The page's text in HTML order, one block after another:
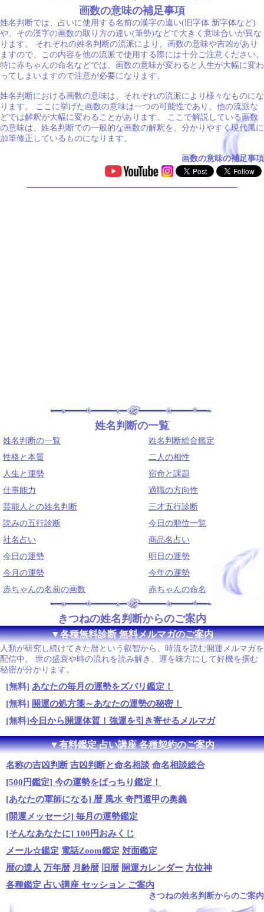
画数の意味の補足事項
姓名判断では、占いに使用する名前の漢字の違い(旧字体 新字体など)
や、その漢字の画数の取り方の違い(筆勢)などで大きく意味合いが異な
ります。 それぞれの姓名判断の流派により、画数の意味や吉凶があり
ますので、この内容を他の流派で使用する際には十分ご注意ください。
特に赤ちゃんの命名などでは、画数の意味が変わると人生が大幅に変わ
ってしまいますので注意が必要になります。
姓名判断における画数の意味は、それぞれの流派により様々なものにな
ります。 ここに挙げた画数の意味は一つの可能性であり、他の流派な
どでは解釈が大幅に変わることがあります。 ここで解説している画数
の意味は、姓名判断での一般的な画数の解釈を、分かりやすく現代風に
加筆修正しているものになります。
画数の意味の補足事項
姓名判断の一覧
姓名判断の一覧
姓名判断総合鑑定
性格と本質
二人の相性
人生と運勢
宿命と課題
仕事能力
適職の方向性
芸能人との姓名判断
三才五行診断
読みの五行診断
今日の順位一覧
社名占い
商品名占い
今日の運勢
明日の運勢
今月の運勢
今年の運勢
赤ちゃんの名前の画数
赤ちゃんの命名
きつねの姓名判断からのご案内
▼各種無料診断 無料メルマガのご案内
人類が研究し続けてきた暦という叡智から、時流を読む開運メルマガを
配信中。 世の盛衰や時の流れを読み解き、運を味方にして好機を掴む
秘密が分かります。
[無料] あなたの毎月の運勢をズバリ鑑定！
[無料] 開運の処方箋～あなたの運勢の秘密！
[無料]今日から開運体質！強運を引き寄せるメルマガ
▼有料鑑定 占い講座 各種契約のご案内
名称の吉凶判断 吉凶判断と命名相談 命名相談総合
[500円鑑定] 今の運勢をばっちり鑑定！
[あなたの軍師になる] 暦 風水 奇門遁甲の奥義
[開運メッセージ] 毎月の運勢鑑定
[そんなあなたに] 100円おみくじ
メール☆鑑定 電話Zoom鑑定 対面鑑定
暦の達人 万年暦 月齢暦 旧暦 開運カレンダー 方位神
各種鑑定 占い講座 セッション ご案内
きつねの姓名判断からのご案内